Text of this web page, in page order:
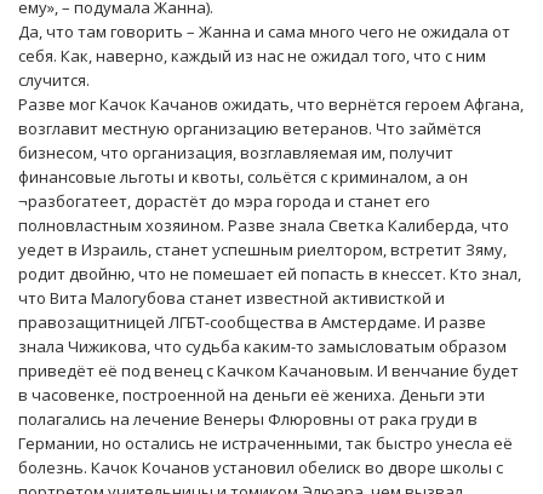
ему», – подумала Жанна).
Да, что там говорить – Жанна и сама много чего не ожидала от
себя. Как, наверно, каждый из нас не ожидал того, что с ним
случится.
Разве мог Качок Качанов ожидать, что вернётся героем Афгана,
возглавит местную организацию ветеранов. Что займётся
бизнесом, что организация, возглавляемая им, получит
финансовые льготы и квоты, сольётся с криминалом, а он
¬разбогатеет, дорастёт до мэра города и станет его
полновластным хозяином. Разве знала Светка Калиберда, что
уедет в Израиль, станет успешным риелтором, встретит Зяму,
родит двойню, что не помешает ей попасть в кнессет. Кто знал,
что Вита Малогубова станет известной активисткой и
правозащитницей ЛГБТ-сообщества в Амстердаме. И разве
знала Чижикова, что судьба каким-то замысловатым образом
приведёт её под венец с Качком Качановым. И венчание будет
в часовенке, построенной на деньги её жениха. Деньги эти
полагались на лечение Венеры Флюровны от рака груди в
Германии, но остались не истраченными, так быстро унесла её
болезнь. Качок Кочанов установил обелиск во дворе школы с